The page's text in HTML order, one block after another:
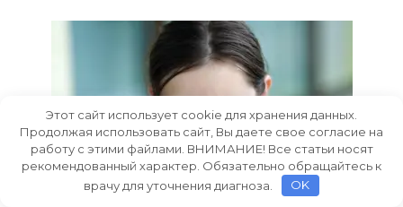
Этот сайт использует cookie для хранения данных.
Продолжая использовать сайт, Вы даете свое согласие на
работу с этими файлами. ВНИМАНИЕ! Все статьи носят
рекомендованный характер. Обязательно обращайтесь к
врачу для уточнения диагноза.
OK